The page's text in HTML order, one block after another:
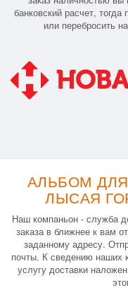
банковский расчет,
или перебросить
АЛЬБОМ
ЛЫСАЯ
Наш компаньон - служба
заказа в ближнее к вам
заданному адресу.
почты. К сведению наших
услугу доставки